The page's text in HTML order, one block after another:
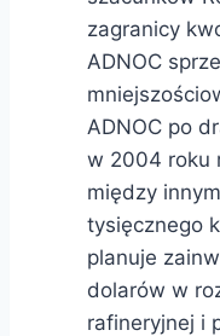
zagranicy
ADNOC
ADNOC po
w 2004 roku
między
tysięcznego
planuje
dolarów w
rafineryjnej i